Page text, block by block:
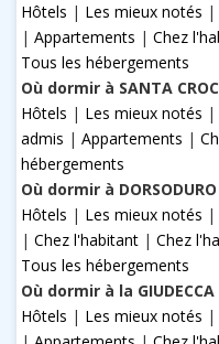
Hôtels | Les mieux notés |
| Appartements | Chez
Tous les hébergements
Où dormir à SANTA
Hôtels | Les mieux notés |
admis | Appartements |
hébergements
Où dormir à DORSODURO
Hôtels | Les mieux notés |
| Chez l'habitant | Chez
Tous les hébergements
Où dormir à la GIUDECCA
Hôtels | Les mieux notés |